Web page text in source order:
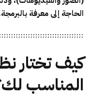
الحاجة إلى معرفة
كيف تختار
المناسب